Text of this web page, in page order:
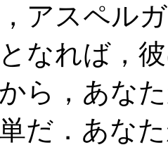
アスペル
なれば，
ら，あな
だ．あな